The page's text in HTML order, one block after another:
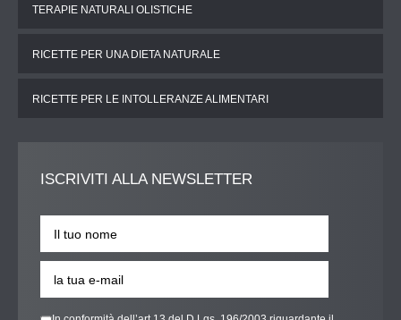
TERAPIE NATURALI OLISTICHE
RICETTE PER UNA DIETA NATURALE
RICETTE PER LE INTOLLERANZE ALIMENTARI
ISCRIVITI ALLA NEWSLETTER